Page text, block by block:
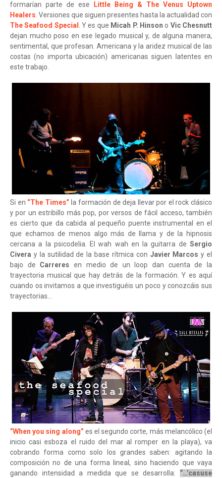
formarían parte de ese
Little Being & The Venus Uptown
Healers. Versiones que siguen presentes hasta la actualidad con
The Seafood Special . Y es que Micah P. Hinson o Vic Chesnutt
dejan mucho poso en ese legado musical y, de alguna manera,
sentimental, que profesan. Americana y la aridez musical de las
costas (no importa ubicación) americanas siguen latentes en
este trabajo.
Si en “The Times” la formación de deja llevar por el rock clásico
y por un estribillo más pop, por versos de fácil acceso, también
es cierto que da cabida al pequeño puente instrumental en el
que echamos de menos algo más de llama y de la hipnosis
cercana a la psicodelia. El wah wah en la guitarra de Sergio
Civera y la sutilidad de la base rítmica con Javier Marcos y el
bajo de Carreres en medio de un loop dan cuenta de la
trayectoria musical que hay detrás de la formación. Y es aquí
cuando os invitamos a que investiguéis un poco y conozcáis sus
trayectorias…
“When you sing along” es el segundo corte, más melancólico (el
inicio casi esboza el ruido del mar al romper en la playa), va
cobrando forma como solo los grandes saben: agitando la
composición no de una forma lineal, sino haciendo que vaya
ganando intensidad a medida que se desarrolla: “…’casuse